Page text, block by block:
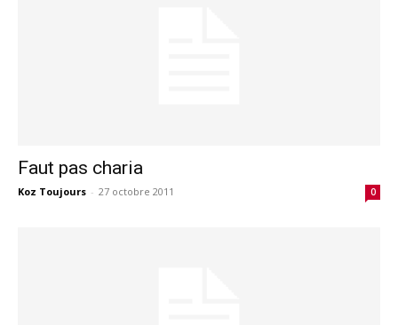
Faut pas charia
Koz Toujours - 27 octobre 2011 0